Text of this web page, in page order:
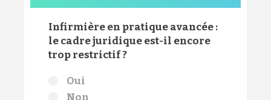
Infirmière en pratique avancée :
le cadre juridique est-il encore
trop restrictif ?
ChoixOui
Non